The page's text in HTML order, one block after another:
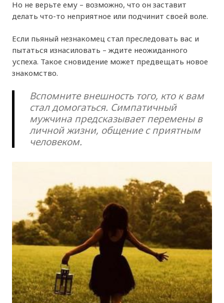
Но не верьте ему – возможно, что он заставит
делать что-то неприятное или подчинит своей воле.
Если пьяный незнакомец стал преследовать вас и
пытаться изнасиловать – ждите неожиданного
успеха. Такое сновидение может предвещать новое
знакомство.
Вспомните внешность того, кто к вам
стал домогаться. Симпатичный
мужчина предсказывает перемены в
личной жизни, общение с приятным
человеком.